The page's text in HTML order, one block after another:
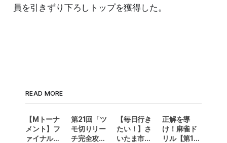
員を引きずり下ろしトップを獲得した。
READ MORE
【Mトーナ
メント】フ
ァイナル／2
第21回「ツ
モ切りリー
チ完全攻
【毎日行き
たい！】さ
いたま市に
正解を導
け！麻雀ド
リル【第14